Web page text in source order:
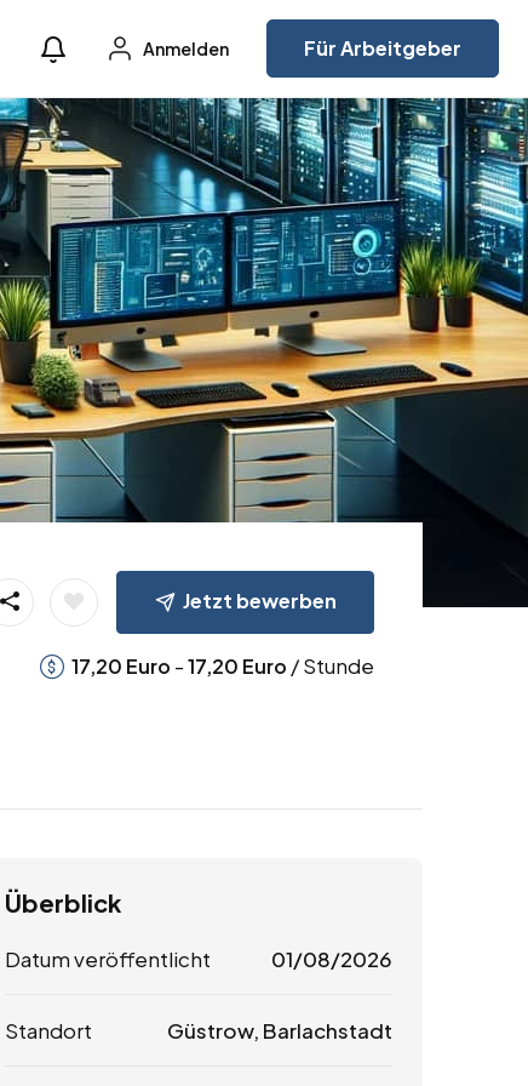
Anmelden Für Arbeitgeber
Jetzt bewerben
17,20 Euro -17,20 Euro / Stunde
Überblick
Datum veröffentlicht 01/08/2026
Standort Güstrow, Barlachstadt